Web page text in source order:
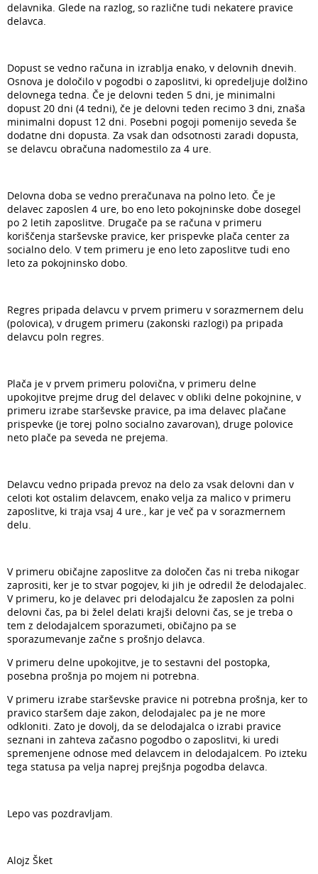
delavnika. Glede na razlog, so različne tudi nekatere pravice
delavca.
Dopust se vedno računa in izrablja enako, v delovnih dnevih.
Osnova je določilo v pogodbi o zaposlitvi, ki opredeljuje dolžino
delovnega tedna. Če je delovni teden 5 dni, je minimalni
dopust 20 dni (4 tedni), če je delovni teden recimo 3 dni, znaša
minimalni dopust 12 dni. Posebni pogoji pomenijo seveda še
dodatne dni dopusta. Za vsak dan odsotnosti zaradi dopusta,
se delavcu obračuna nadomestilo za 4 ure.
Delovna doba se vedno preračunava na polno leto. Če je
delavec zaposlen 4 ure, bo eno leto pokojninske dobe dosegel
po 2 letih zaposlitve. Drugače pa se računa v primeru
koriščenja starševske pravice, ker prispevke plača center za
socialno delo. V tem primeru je eno leto zaposlitve tudi eno
leto za pokojninsko dobo.
Regres pripada delavcu v prvem primeru v sorazmernem delu
(polovica), v drugem primeru (zakonski razlogi) pa pripada
delavcu poln regres.
Plača je v prvem primeru polovična, v primeru delne
upokojitve prejme drug del delavec v obliki delne pokojnine, v
primeru izrabe starševske pravice, pa ima delavec plačane
prispevke (je torej polno socialno zavarovan), druge polovice
neto plače pa seveda ne prejema.
Delavcu vedno pripada prevoz na delo za vsak delovni dan v
celoti kot ostalim delavcem, enako velja za malico v primeru
zaposlitve, ki traja vsaj 4 ure., kar je več pa v sorazmernem
delu.
V primeru običajne zaposlitve za določen čas ni treba nikogar
zaprositi, ker je to stvar pogojev, ki jih je odredil že delodajalec.
V primeru, ko je delavec pri delodajalcu že zaposlen za polni
delovni čas, pa bi želel delati krajši delovni čas, se je treba o
tem z delodajalcem sporazumeti, običajno pa se
sporazumevanje začne s prošnjo delavca.
V primeru delne upokojitve, je to sestavni del postopka,
posebna prošnja po mojem ni potrebna.
V primeru izrabe starševske pravice ni potrebna prošnja, ker to
pravico staršem daje zakon, delodajalec pa je ne more
odkloniti. Zato je dovolj, da se delodajalca o izrabi pravice
seznani in zahteva začasno pogodbo o zaposlitvi, ki uredi
spremenjene odnose med delavcem in delodajalcem. Po izteku
tega statusa pa velja naprej prejšnja pogodba delavca.
Lepo vas pozdravljam.
Alojz Šket